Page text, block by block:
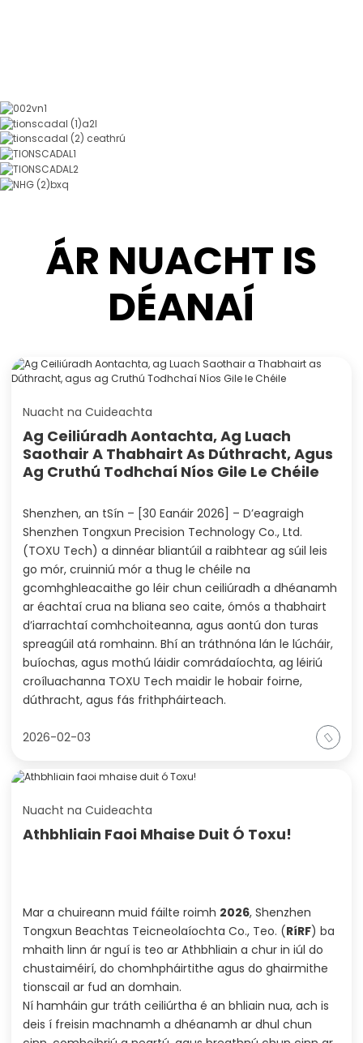
ÁR NUACHT IS
DÉANAÍ
Nuacht na Cuideachta
Ag Ceiliúradh Aontachta, Ag Luach
Saothair A Thabhairt As Dúthracht, Agus
Ag Cruthú Todhchaí Níos Gile Le Chéile
Shenzhen, an tSín – [30 Eanáir 2026] – D’eagraigh
Shenzhen Tongxun Precision Technology Co., Ltd.
(TOXU Tech) a dinnéar bliantúil a raibhtear ag súil leis
go mór, cruinniú mór a thug le chéile na
gcomhghleacaithe go léir chun ceiliúradh a dhéanamh
ar éachtaí crua na bliana seo caite, ómós a thabhairt
d’iarrachtaí comhchoiteanna, agus aontú don turas
spreagúil atá romhainn. Bhí an tráthnóna lán le lúcháir,
buíochas, agus mothú láidir comrádaíochta, ag léiriú
croíluachanna TOXU Tech maidir le hobair foirne,
dúthracht, agus fás frithpháirteach.
2026-02-03
Nuacht na Cuideachta
Athbhliain Faoi Mhaise Duit Ó Toxu!
Mar a chuireann muid fáilte roimh 2026, Shenzhen
Tongxun Beachtas Teicneolaíochta Co., Teo. (RíRF) ba
mhaith linn ár nguí is teo ar Athbhliain a chur in iúl do
chustaiméirí, do chomhpháirtithe agus do ghairmithe
tionscail ar fud an domhain.
Ní hamháin gur tráth ceiliúrtha é an bhliain nua, ach is
deis í freisin machnamh a dhéanamh ar dhul chun